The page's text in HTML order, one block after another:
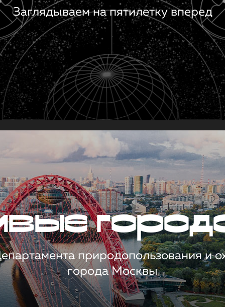
Заглядываем на пятилетку вперед
природопользования
города Москвы